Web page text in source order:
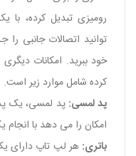
رومیزی تبدیل کرده،
توانید اتصالات جانبی
خود ببرید. امکانات
کرده شامل موارد زیر است.
پد لمسی: پد لمسی، یک
امکان را می ‌دهد با انجام
باتری: هر لپ ‌تاپ دارای